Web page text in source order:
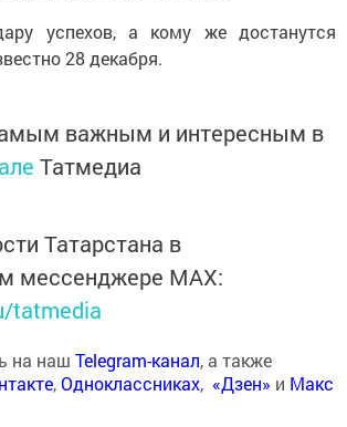
успехов, а кому же достанутся
28 декабря.
важным и интересным в
Татмедиа
Татарстана в
мессенджере MАХ:
tatmedia
на наш Telegram-канал, а также
,Одноклассниках, «Дзен» и Макс